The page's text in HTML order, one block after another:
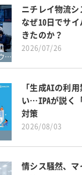
標的型攻撃・ランサムウェア対策
ニチレイ物流シ
なぜ10日でサ
きたのか？
2026/07/26
「生成AIの利
い…IPAが説く
対策
2026/08/03
情シス騒然、